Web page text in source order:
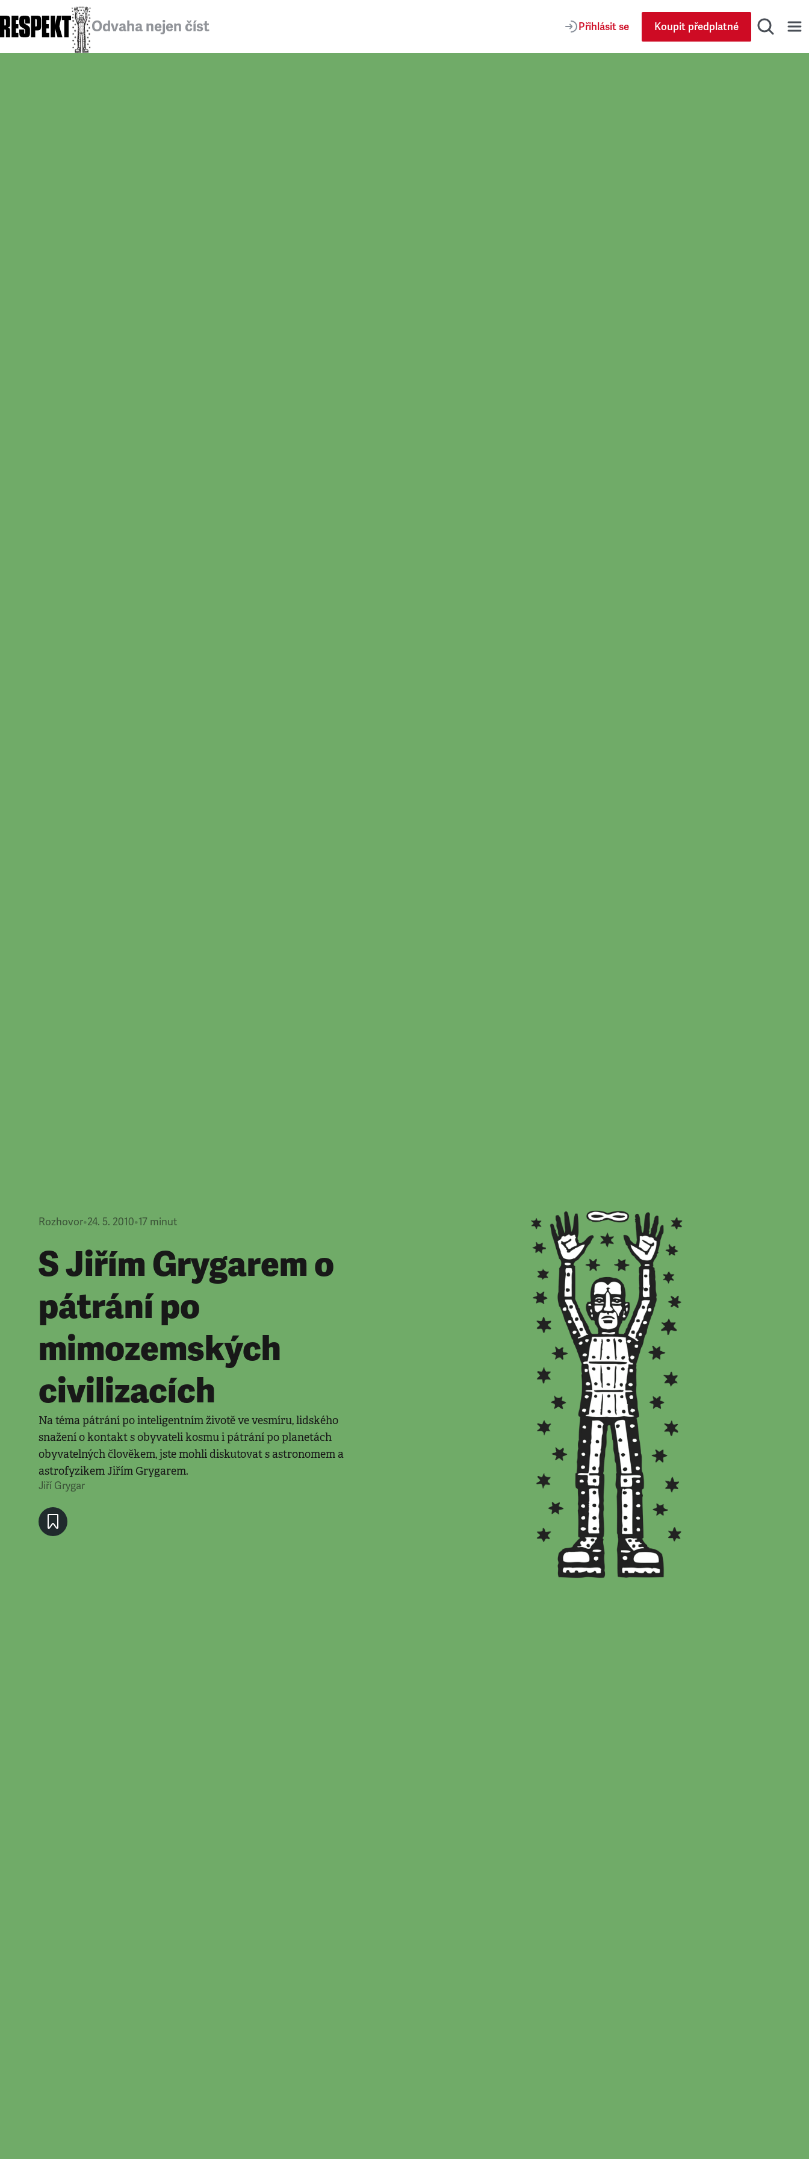
Odvaha nejen číst Přihlásit se Koupit předplatné
Rozhovor•24. 5. 2010•17 minut
S Jiřím Grygarem o
pátrání po
mimozemských
civilizacích
Na téma pátrání po inteligentním životě ve vesmíru, lidského
snažení o kontakt s obyvateli kosmu i pátrání po planetách
obyvatelných člověkem, jste mohli diskutovat s astronomem a
astrofyzikem Jiřím Grygarem.
Jiří Grygar